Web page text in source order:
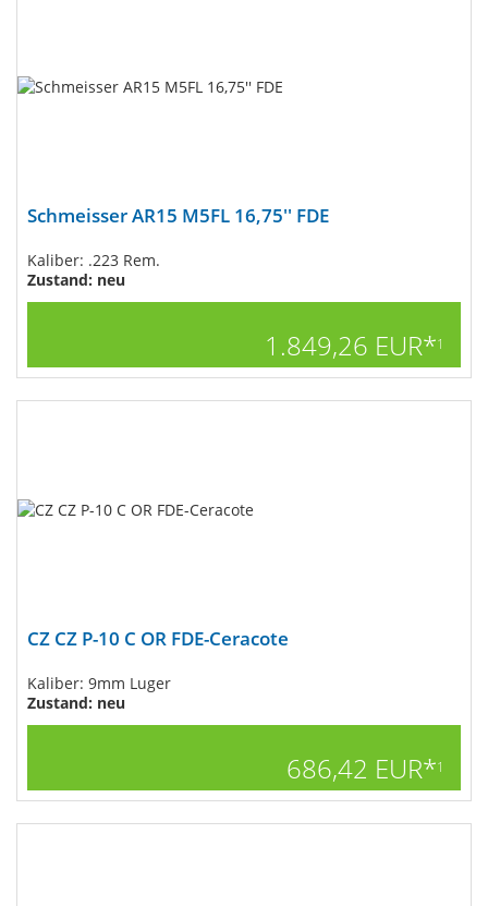
Schmeisser AR15 M5FL 16,75'' FDE
Kaliber: .223 Rem.
Zustand: neu
1.849,26 EUR*1
CZ CZ P-10 C OR FDE-Ceracote
Kaliber: 9mm Luger
Zustand: neu
686,42 EUR*1